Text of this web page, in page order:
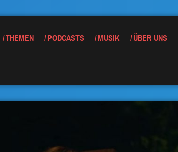
THEMEN PODCASTS MUSIK ÜBER UNS